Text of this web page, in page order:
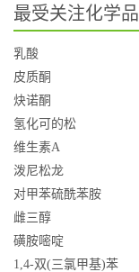
最受关注化学品
乳酸
皮质酮
炔诺酮
氢化可的松
维生素A
泼尼松龙
对甲苯硫酰苯胺
雌三醇
磺胺嘧啶
1,4-双(三氯甲基)苯